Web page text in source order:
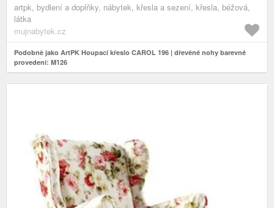
artpk, bydlení a doplňky, nábytek, křesla a sezení, křesla, béžová,
látka
mujnabytek.cz
Podobně jako ArtPK Houpací křeslo CAROL 196 | dřevěné nohy barevné
provedení: M126